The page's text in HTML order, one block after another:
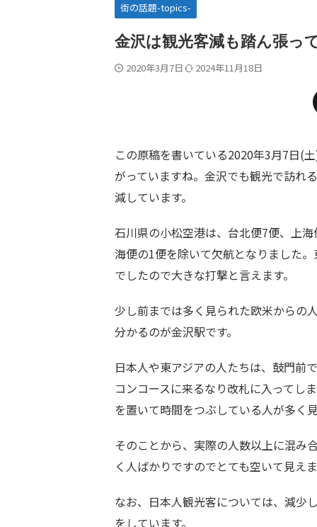
街の話題-topics-
金沢は観光客減も踏ん張っ
2020年3月7日 2024年11月18日
この原稿を書いている2020年3月7日(
がっていますね。金沢でも観光で訪れ
減しています。
石川県の小松空港は、台北便7便、上
海便の1便を除いて欠航となりました
でしたので大きな打撃と言えます。
少し前までは多く見られた欧米からの
分かるのが金沢駅です。
日本人や東アジアの人たちは、鼓門前
コンコースに来るなり改札に入ってし
を置いて時間をつぶしている人が多く
そのことから、実際の人数以上に混み
く人ばかりですのでとても空いて見え
なお、日本人観光客については、減少
をしています。